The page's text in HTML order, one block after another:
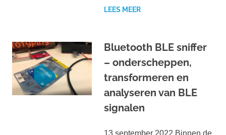
LEES MEER
Bluetooth BLE sniffer
– onderscheppen,
transformeren en
analyseren van BLE
signalen
13 september 2022 Binnen de